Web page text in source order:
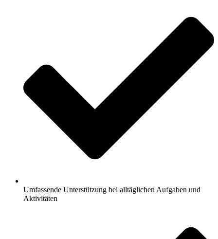
Umfassende Unterstützung bei alltäglichen Aufgaben und
Aktivitäten